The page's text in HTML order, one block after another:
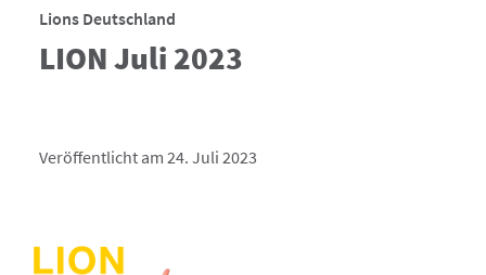
Lions Deutschland
LION Juli 2023
Veröffentlicht am 24. Juli 2023